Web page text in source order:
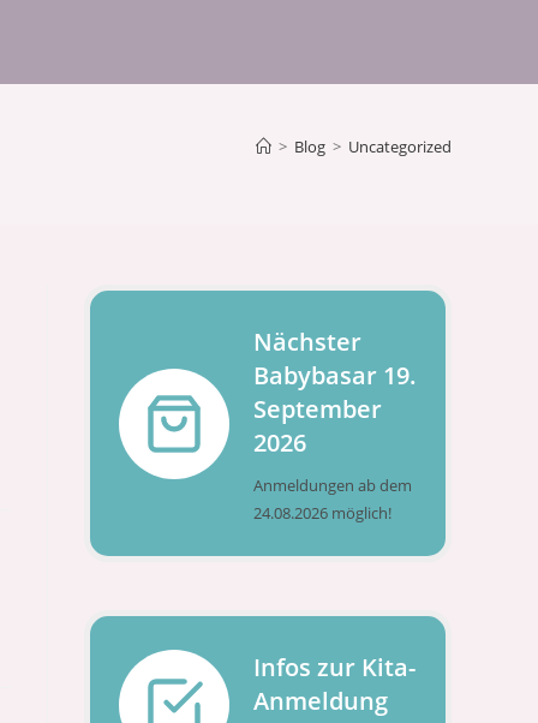
> Blog > Uncategorized
Nächster
Babybasar 19.
September
2026
Anmeldungen ab dem
24.08.2026 möglich!
Infos zur Kita-
Anmeldung